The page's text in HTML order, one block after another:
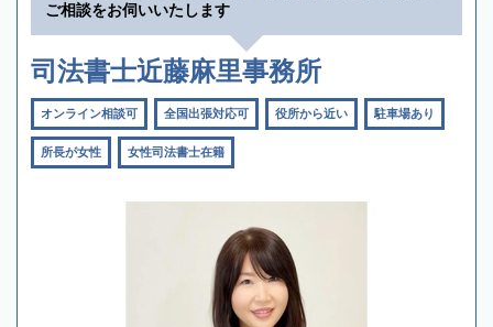
ご相談をお伺いいたします
司法書士近藤麻里事務所
オンライン相談可 全国出張対応可 役所から近い 駐車場あり
所長が女性 女性司法書士在籍